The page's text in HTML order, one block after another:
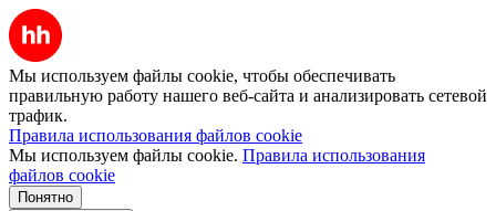
Мы используем файлы cookie, чтобы обеспечивать
правильную работу нашего веб-сайта и анализировать сетевой
трафик.
Правила использования файлов cookie
Мы используем файлы cookie. Правила использования
файлов cookie
Понятно